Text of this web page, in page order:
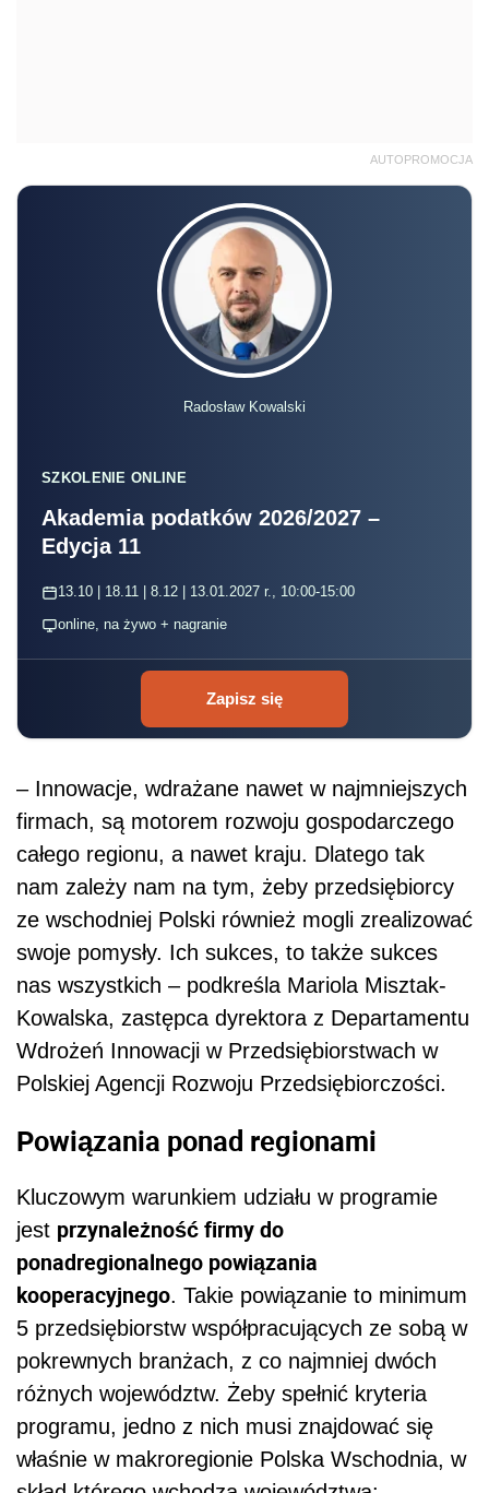
AUTOPROMOCJA
Radosław Kowalski
SZKOLENIE ONLINE
Akademia podatków 2026/2027 –
Edycja 11
13.10 | 18.11 | 8.12 | 13.01.2027 r., 10:00-15:00
online, na żywo + nagranie
Zapisz się
– Innowacje, wdrażane nawet w najmniejszych
firmach, są motorem rozwoju gospodarczego
całego regionu, a nawet kraju. Dlatego tak
nam zależy nam na tym, żeby przedsiębiorcy
ze wschodniej Polski również mogli zrealizować
swoje pomysły. Ich sukces, to także sukces
nas wszystkich – podkreśla Mariola Misztak-
Kowalska, zastępca dyrektora z Departamentu
Wdrożeń Innowacji w Przedsiębiorstwach w
Polskiej Agencji Rozwoju Przedsiębiorczości.
Powiązania ponad regionami
Kluczowym warunkiem udziału w programie
jest przynależność firmy do
ponadregionalnego powiązania
kooperacyjnego. Takie powiązanie to minimum
5 przedsiębiorstw współpracujących ze sobą w
pokrewnych branżach, z co najmniej dwóch
różnych województw. Żeby spełnić kryteria
programu, jedno z nich musi znajdować się
właśnie w makroregionie Polska Wschodnia, w